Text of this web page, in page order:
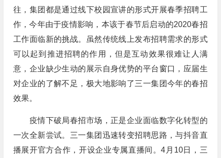
往，集团都是通过线下校园宣讲的形式开展春季招聘工
作，今年由于疫情影响，本该于春节后启动的2020春招
工作面临新的挑战。虽然传统线上发布招聘需求的形式
可以起到推进招聘的作用，但是互动效果很难让人满
意，企业缺少生动的展示自身优势的平台窗口，应届生
对企业的了解不足，极大地影响了三一集团今年的春招
效果。
疫情下破局春招市场，正是企业面临数字化转型的
一次全新尝试。三一集团迅速转变招聘思路，与抖音直
播展开官方合作，开设企业专属直播间。4月10日，三